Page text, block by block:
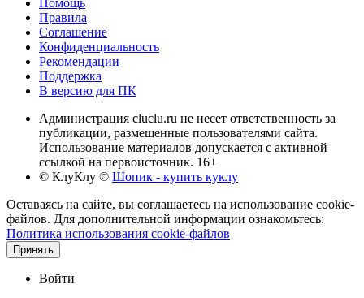
Помощь
Правила
Соглашение
Конфиденциальность
Рекомендации
Поддержка
В версию для ПК
Администрация cluclu.ru не несет ответственность за
публикации, размещенные пользователями сайта.
Использование материалов допускается с активной
ссылкой на первоисточник. 16+
© КлуКлу © Шопик - купить куклу
Оставаясь на сайте, вы соглашаетесь на использование cookie-
файлов. Для дополнительной информации ознакомьтесь:
Политика использования cookie-файлов
Принять
Войти